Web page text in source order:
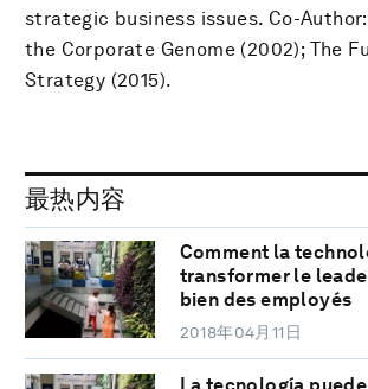
strategic business issues. Co-
the Corporate Genome (2002); The
Strategy (2015).
最热内容
Comment la
transformer le
bien des employés
2018年04月11日